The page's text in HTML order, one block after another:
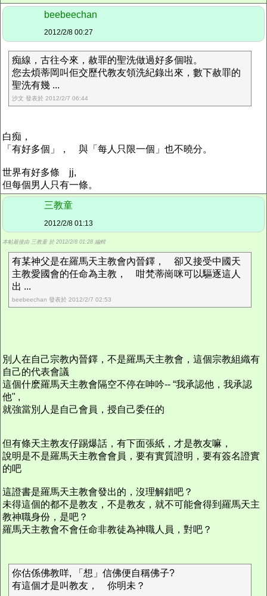
beebeechan
2012/2/8 00:27
痴線，古往今來，赦罪的聖洗做過好多個啦。
您去煩蒂岡叫佢交歷代教友領洗紀錄出來，數下赦罪的
聖洗有幾 ...
沙文 發表於 2012/2/7 06:44
白痴，
「有好多個」， 與「每人只限一個」也不曉分。
世界有好多條 jj,
但每個男人只有一條。
三教童
2012/2/8 01:13
本帖最後由 三教童 於 2012/2/8 01:28 編輯
有某神父是在羅馬天主教會內晉鐸， 卻又接受中國天
主教愛國會的任命為主教， 咁梵蒂崗咪可以驅逐這人
出 ...
beebeechan 發表於 2012/2/7 02:53
別人在自己宗教內晉鐸，不是羅馬天主教會，這個宗教組織有
自己的代表會議
這個什麽羅馬天主教會隔空不停在呻吟-- “我承認他，我承認
他" ,
就強當別人是自己會員，授自己委任的
但有條天主教友仔踢爆話，有下面張紙，才是教友嘛，
說明是不是羅馬天主教會會員，要有實質證明，要有簽名證實
的吧
這證書是羅馬天主教會發出的，沒理解錯吧？
未得這個的都不是教友，不是教友，就不可能會得到羅馬天主
教神職身份，是吧？
羅馬天主教會不會任命非教徒為神職人員，對吧？
你估係佛教咩, 「想」信佛便自稱佛子?
有這個才是叫教友， 你明未？